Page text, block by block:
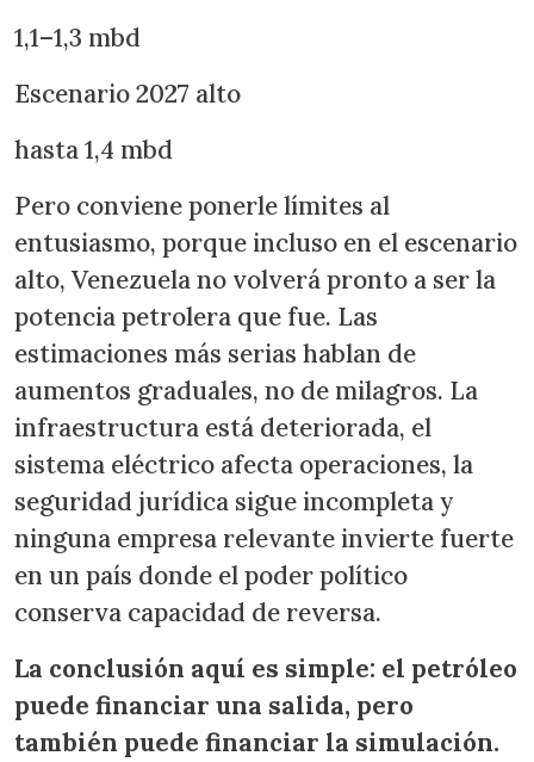
1,1–1,3 mbd
Escenario 2027 alto
hasta 1,4 mbd
Pero conviene ponerle límites al
entusiasmo, porque incluso en el escenario
alto, Venezuela no volverá pronto a ser la
potencia petrolera que fue. Las
estimaciones más serias hablan de
aumentos graduales, no de milagros. La
infraestructura está deteriorada, el
sistema eléctrico afecta operaciones, la
seguridad jurídica sigue incompleta y
ninguna empresa relevante invierte fuerte
en un país donde el poder político
conserva capacidad de reversa.
La conclusión aquí es simple: el petróleo
puede financiar una salida, pero
también puede financiar la simulación.